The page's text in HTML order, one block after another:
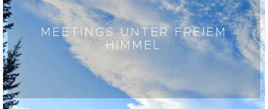
MEETINGS UNTER FREIEM
HIMMEL